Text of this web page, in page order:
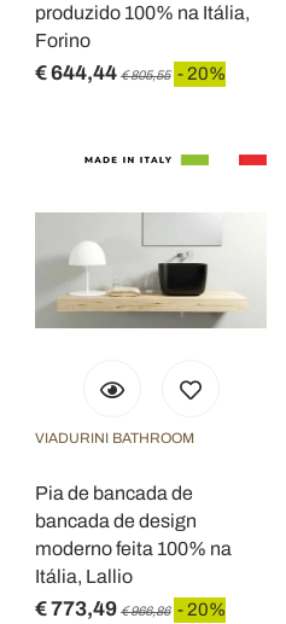
produzido 100% na Itália,
Forino
€ 644,44 € 805,55 - 20%
VIADURINI BATHROOM
Pia de bancada de
bancada de design
moderno feita 100% na
Itália, Lallio
€ 773,49 € 966,86 - 20%